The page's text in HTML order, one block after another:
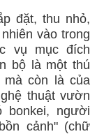
đặt, thu nhỏ,
vào trong
vụ mục đích
bộ là một thú
còn là của
thuật vườn
bonkei, người
cảnh" (chữ